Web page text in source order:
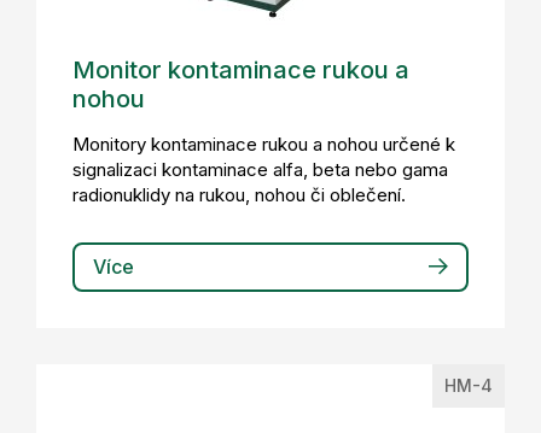
Monitor kontaminace rukou a
nohou
Monitory kontaminace rukou a nohou určené k
signalizaci kontaminace alfa, beta nebo gama
radionuklidy na rukou, nohou či oblečení.
Více
HM-4